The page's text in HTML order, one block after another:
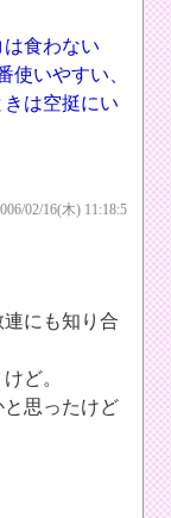
食わない
使いやすい、
は空挺にい
02/16(木) 11:18:5
にも知り合
ど。
思ったけど